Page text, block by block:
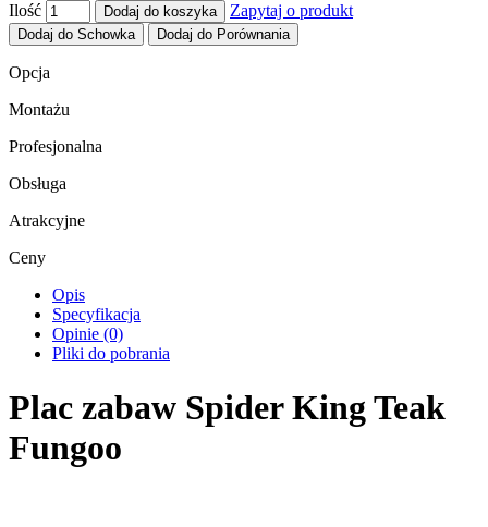
Ilość
Dodaj do koszyka Zapytaj o produkt
Dodaj do Schowka Dodaj do Porównania
Opcja
Montażu
Profesjonalna
Obsługa
Atrakcyjne
Ceny
Opis
Specyfikacja
Opinie (0)
Pliki do pobrania
Plac zabaw Spider King Teak
Fungoo